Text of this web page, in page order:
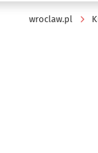
wroclaw.pl